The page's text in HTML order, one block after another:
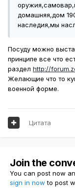
домашняя,дом
наследия,мы
Посуду можно
принципе все что
раздел http://
Желающие что то
военной форме.
Цитата
Join the
You can post now
sign in now to post